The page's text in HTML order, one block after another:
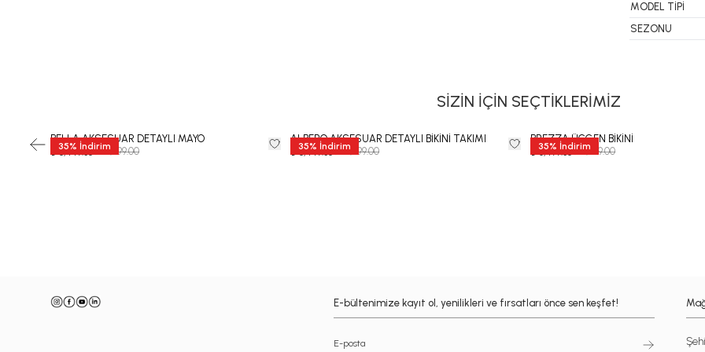
MODEL TİPİ
SEZONU
SİZİN İÇİN SEÇTİKLERİMİZ
35% İndirim
BELLA AKSESUAR DETAYLI MAYO
₺ 8,449.35₺ 12,999.00 35% İndirim
ALBERO AKSESUAR DETAYLI BİKİNİ TAKIMI
₺ 8,449.35₺ 12,999.00 35% İndirim
BREZZA ÜÇGEN BİKİNİ
₺ 6,499.35₺ 9,999.00
E-bültenimize kayıt ol, yenilikleri ve fırsatları önce sen keşfet!